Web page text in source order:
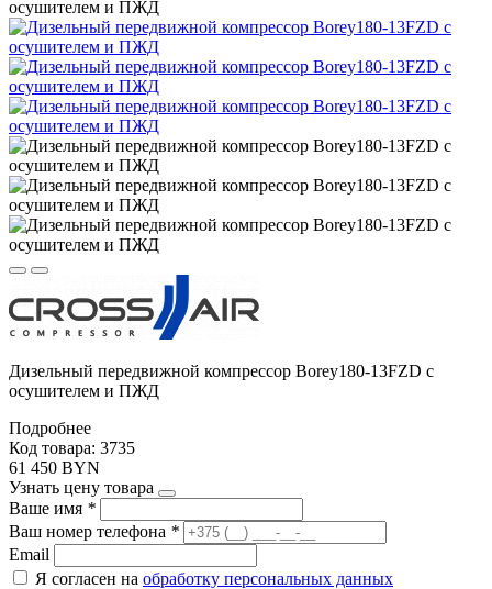
осушителем и ПЖД
Дизельный передвижной компрессор Borey180-13FZD с
осушителем и ПЖД
Подробнее
Код товара: 3735
61 450 BYN
Узнать цену товара
Ваше имя *
Ваш номер телефона *
Email
Я согласен на обработку персональных данных